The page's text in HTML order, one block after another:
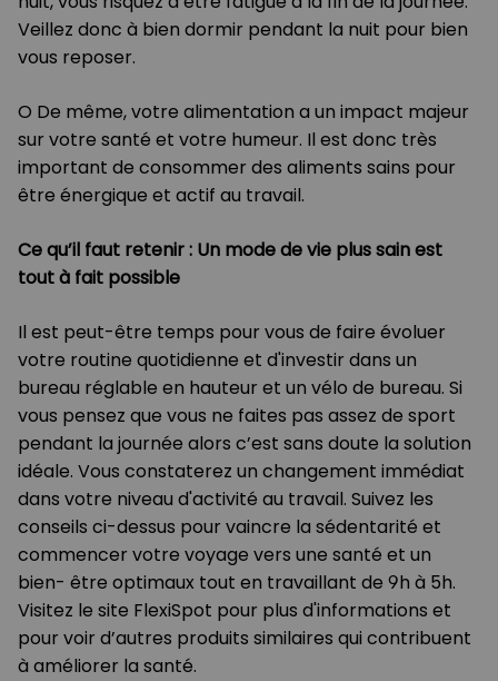
Veillez donc à bien dormir pendant la nuit pour bien
vous reposer.
O De même, votre alimentation a un impact majeur
sur votre santé et votre humeur. Il est donc très
important de consommer des aliments sains pour
être énergique et actif au travail.
Ce qu’il faut retenir : Un mode de vie plus sain est
tout à fait possible
Il est peut-être temps pour vous de faire évoluer
votre routine quotidienne et d'investir dans un
bureau réglable en hauteur et un vélo de bureau. Si
vous pensez que vous ne faites pas assez de sport
pendant la journée alors c’est sans doute la solution
idéale. Vous constaterez un changement immédiat
dans votre niveau d'activité au travail. Suivez les
conseils ci-dessus pour vaincre la sédentarité et
commencer votre voyage vers une santé et un
bien- être optimaux tout en travaillant de 9h à 5h.
Visitez le site FlexiSpot pour plus d'informations et
pour voir d’autres produits similaires qui contribuent
à améliorer la santé.